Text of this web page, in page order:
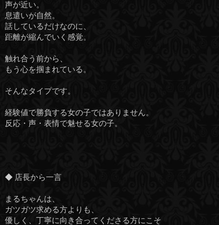
声が近い。
息遣いが自然。
話しているだけなのに、
距離が縮んでいく感覚。
触れ合う前から、
もう心を掴まれている。
そんなタイプです。
経験値で勝負する女の子ではありません。
反応・声・表情で魅せる女の子。
◆ 店長から一言
まるちゃんは、
ガツガツ求める方よりも、
優しく、丁寧に向き合ってくださる方にこそ